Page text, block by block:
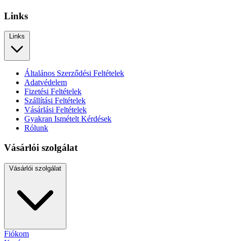
Links
Links
Általános Szerződési Feltételek
Adatvédelem
Fizetési Feltételek
Szállítási Feltételek
Vásárlási Feltételek
Gyakran Ismételt Kérdések
Rólunk
Vásárlói szolgálat
Vásárlói szolgálat
Fiókom